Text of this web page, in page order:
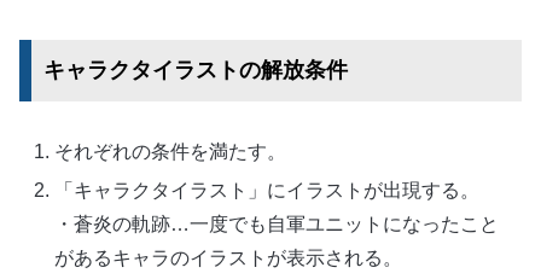
キャラクタイラストの解放条件
それぞれの条件を満たす。
「キャラクタイラスト」にイラストが出現する。
・蒼炎の軌跡…一度でも自軍ユニットになったこと
があるキャラのイラストが表示される。